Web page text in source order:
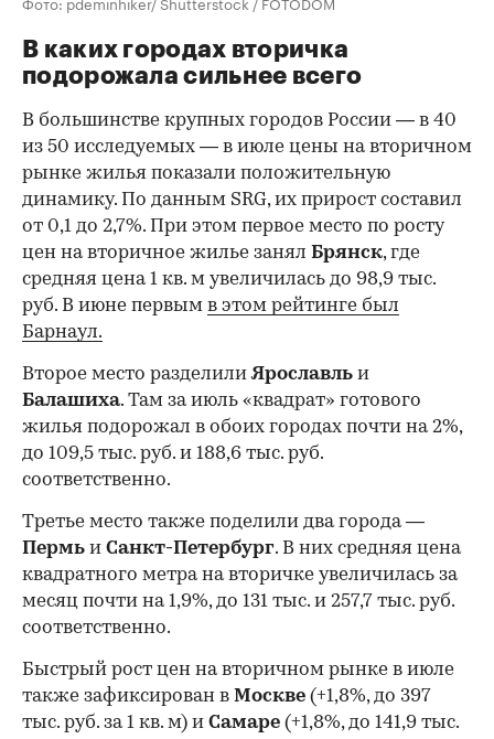
В каких городах вторичка
подорожала сильнее всего
В большинстве крупных городов России — в 40
из 50 исследуемых — в июле цены на вторичном
рынке жилья показали положительную
динамику. По данным SRG, их прирост составил
от 0,1 до 2,7%. При этом первое место по росту
цен на вторичное жилье занял Брянск, где
средняя цена 1 кв. м увеличилась до 98,9 тыс.
руб. В июне первым в этом рейтинге был
Барнаул.
Второе место разделилиЯрославль и
Балашиха. Там за июль «квадрат» готового
жилья подорожал в обоих городах почти на 2%,
до 109,5 тыс. руб. и 188,6 тыс. руб.
соответственно.
Третье место также поделили два города —
Пермь и Санкт-Петербург. В них средняя цена
квадратного метра на вторичке увеличилась за
месяц почти на 1,9%, до 131 тыс. и 257,7 тыс. руб.
соответственно.
Быстрый рост цен на вторичном рынке в июле
также зафиксирован в Москве (+1,8%, до 397
тыс. руб. за 1 кв. м) и Самаре (+1,8%, до 141,9 тыс.